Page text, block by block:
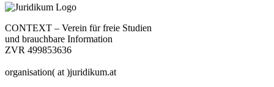
CONTEXT – Verein für freie Studien
und brauchbare Information
ZVR 499853636
organisation( at )juridikum.at